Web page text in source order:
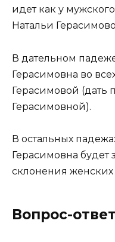
идет как у
Натальи
В дательном
Герасимовна во
Герасимовой (дать
Герасимовной).
В остальных
Герасимовна будет
склонения
Вопрос-ответ